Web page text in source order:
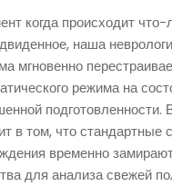
когда происходит что-
наша
мгновенно
режима на
подготовленности.
в том, что стандартные
временно
для анализа свежей